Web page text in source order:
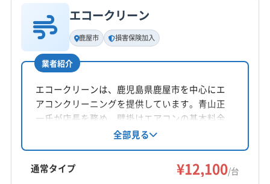
公式サイトを見る
基本情報
代表者名
小川優弥
所在地
鹿児島県隼人町真孝2515-11
対応地域
いちき串木野市 阿久根市
奄美市
薩摩川内市 指宿市 鹿屋市
鹿児島市
出水市
垂水市
南九州市
エコークリーン
鹿屋市 損害保険加入
業者紹介
エコークリーンは、鹿児島県鹿屋市を中心にエ
アコンクリーニングを提供しています。青山正
一氏が店長を務め、壁掛けエアコンの基本料金
は12,100円から。複数台割引や、お掃除機能付き
エアコン、消臭抗菌コート、室外機洗浄などの
オプションも用意されています。土日祝日対
応、保証付き、防カビ・抗菌コーティングが特
全部見る
通常タイプ ¥12,100/台